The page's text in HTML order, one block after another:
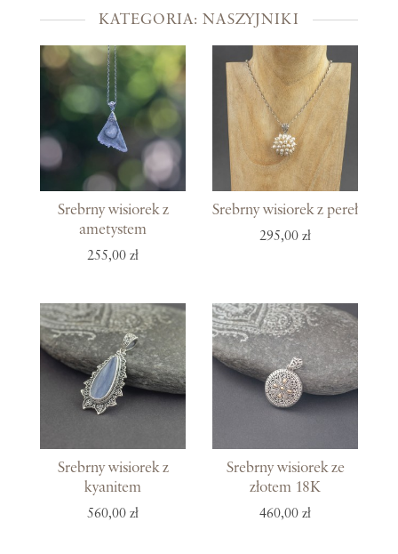
KATEGORIA: NASZYJNIKI
Srebrny wisiorek z
ametystem
255,00 zł
Srebrny wisiorek z pereł
295,00 zł
Srebrny wisiorek z
kyanitem
560,00 zł
Srebrny wisiorek ze
złotem 18K
460,00 zł